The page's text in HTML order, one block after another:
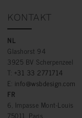
KONTAKT
NL
Glashorst 94
3925 BV Scherpenzeel
T: +31 33 2771714
E: info@wsbdesign.com
FR
6, Impasse Mont-Louis
75011, Paris